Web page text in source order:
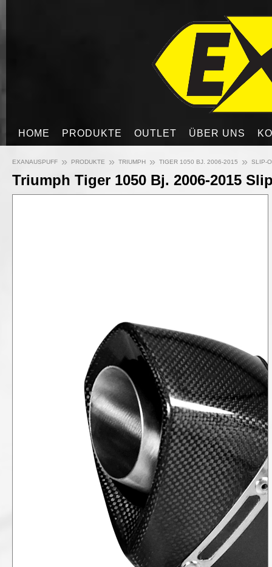
HOME PRODUKTE OUTLET ÜBER UNS
EXANAUSPUFF » PRODUKTE » TRIUMPH » TIGER 1050 BJ. 2006-2015 » SLIP-
Triumph Tiger 1050 Bj. 2006-2015